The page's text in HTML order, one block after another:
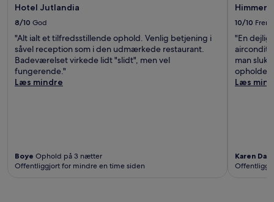
Hotel Jutlandia
8/10 God
"Alt ialt et tilfredsstillende ophold. Venlig betjening i
såvel reception som i den udmærkede restaurant.
Badeværelset virkede lidt "slidt", men vel
fungerende."
Læs mindre
Boye Ophold på 3 nætter
Offentliggjort for mindre en time siden
10/10
"En dejlig
man
opholdet
Læs
Karen